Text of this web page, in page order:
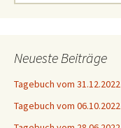
Neueste Beiträge
Tagebuch vom 31.12.2022
Tagebuch vom 06.10.2022